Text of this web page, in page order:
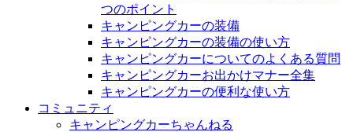
つのポイント
キャンピングカーの装備
キャンピングカーの装備の使い方
キャンピングカーについてのよくある質問
キャンピングカーお出かけマナー全集
キャンピングカーの便利な使い方
コミュニティ
キャンピングカーちゃんねる